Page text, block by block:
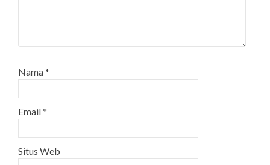
Nama*
Email*
Situs Web